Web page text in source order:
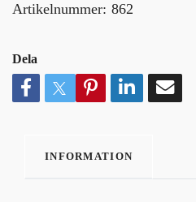
Artikelnummer: 862
Dela
INFORMATION